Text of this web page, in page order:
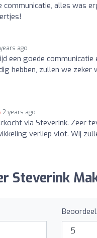
communicatie, alles was
ago
een goede
hebben, zullen we zeker
2 years ago
via Steverink. Zeer
verliep vlot. Wij
Steverink